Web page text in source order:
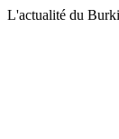
L'actualité du